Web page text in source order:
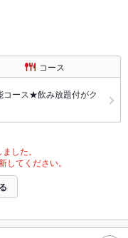
コース
コース★飲み放題付がク
した。
てください。